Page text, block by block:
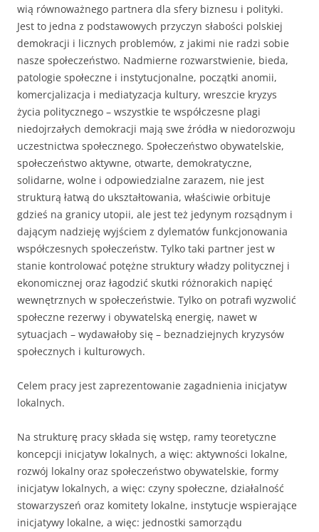
wią równoważnego partnera dla sfery biznesu i polityki.
Jest to jedna z pod­stawowych przyczyn słabości polskiej
demokracji i licznych problemów, z ja­kimi nie radzi sobie
nasze społeczeństwo. Nadmierne rozwarstwienie, bieda,
patologie społeczne i instytucjonalne, początki anomii,
komercjalizacja i mediatyzacja kultury, wreszcie kryzys
życia politycznego – wszystkie te współ­czesne plagi
niedojrzałych demokracji mają swe źródła w niedorozwoju
uczestnictwa społecznego. Społeczeństwo obywatelskie,
społeczeństwo aktywne, otwarte, demokra­tyczne,
solidarne, wolne i odpowiedzialne zarazem, nie jest
strukturą łatwą do ukształtowania, właściwie orbituje
gdzieś na granicy utopii, ale jest też je­dynym rozsądnym i
dającym nadzieję wyjściem z dylematów funkcjonowania
współczesnych społeczeństw. Tylko taki partner jest w
stanie kontrolować potężne struktury władzy politycznej i
ekonomicznej oraz łagodzić skutki róż­norakich napięć
wewnętrznych w społeczeństwie. Tylko on potrafi wyzwolić
społeczne rezerwy i obywatelską energię, nawet w
sytuacjach – wydawałoby się – beznadziejnych kryzysów
społecznych i kulturowych.
Celem pracy jest zaprezentowanie zagadnienia inicjatyw
lokalnych.
Na strukturę pracy składa się wstęp, ramy teoretyczne
koncepcji inicjatyw lokalnych, a więc: aktywności lokalne,
rozwój lokalny oraz społeczeństwo obywatelskie, formy
inicjatyw lokalnych, a więc: czyny społeczne, działalność
stowarzyszeń oraz komitety lokalne, instytucje wspierające
inicjatywy lokalne, a więc: jednostki samorządu